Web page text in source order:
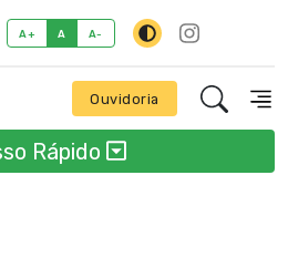
A+ A A-
Ouvidoria
Rápido